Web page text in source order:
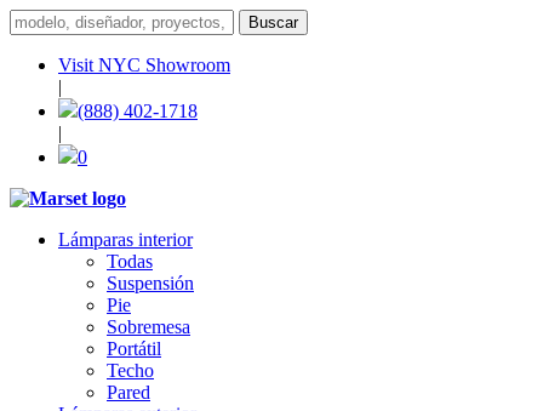
Visit NYC Showroom
|
(888) 402-1718
|
0
Lámparas interior
Todas
Suspensión
Pie
Sobremesa
Portátil
Techo
Pared